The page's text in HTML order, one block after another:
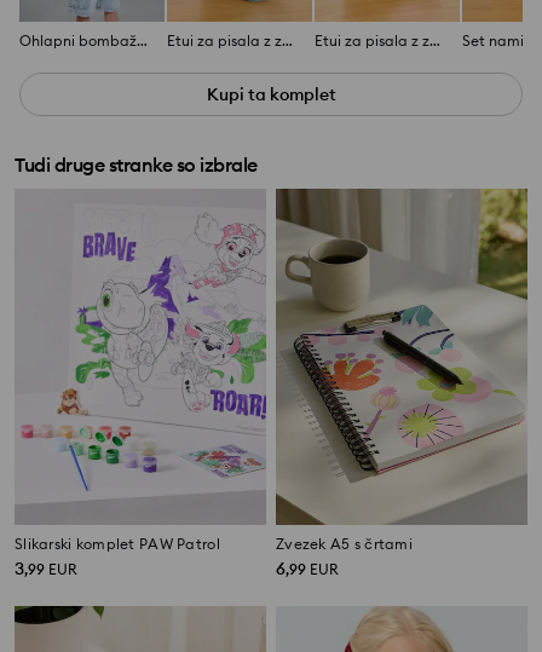
Ohlapni bombažni šorti z učinkom pranja Etui za pisala z zadrgo PAW Patrol Etui za pisala z zadrgo PAW Patrol
Kupi ta komplet
Tudi druge stranke so izbrale
Slikarski komplet PAW Patrol
3,99 EUR
Zvezek A5 s črtami
6,99 EUR